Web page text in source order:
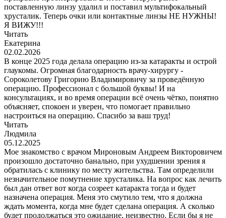
поставленную линзу удалил и поставил мультифокальный
хрусталик. Теперь очки или контактные линзы НЕ НУЖНЫ!
Я ВИЖУ!!!
Читать
Екатерина
02.02.2026
В конце 2025 года делала операцию из-за катаракты и острой
глаукомы. Огромная благодарность врачу-хирургу -
Сороколетову Григорию Владимировичу за проведённую
операцию. Профессионал с большой буквы! И на
консультациях, и во время операции всё очень чётко, понятно
объясняет, спокоен и уверен, что помогает правильно
настроиться на операцию. Спасибо за ваш труд!
Читать
Людмила
05.12.2025
Мое знакомство с врачом Мироновым Андреем Викторовичем
произошло достаточно банально, при ухудшении зрения я
обратилась с клинику по месту жительства. Там определили
незначительное помутнение хрусталика. На вопрос как лечить
был дан ответ вот когда созреет катаракта тогда и будет
назначена операция. Меня это смутило тем, что я должна
ждать момента, когда мне будет сделана операция. А сколько
будет продолжаться это ожидание, неизвестно. Если бы я не